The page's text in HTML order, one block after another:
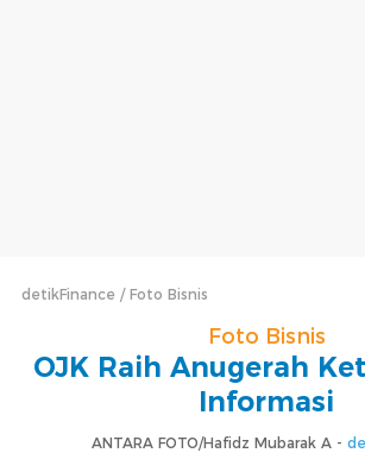
detikFinance Foto Bisnis
Foto Bisnis
OJK Raih Anugerah
Informasi
ANTARA FOTO/Hafidz Mubarak A -